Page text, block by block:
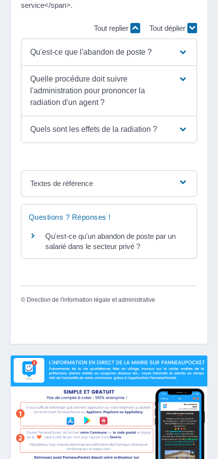
service</span>.
Tout replier Tout déplier
Qu'est-ce que l'abandon de poste ?
Quelle procédure doit suivre
l'administration pour prononcer la
radiation d'un agent ?
Quels sont les effets de la radiation ?
Textes de référence
Questions ? Réponses !
Qu'est-ce qu'un abandon de poste par un
salarié dans le secteur privé ?
© Direction de l'information légale et administrative